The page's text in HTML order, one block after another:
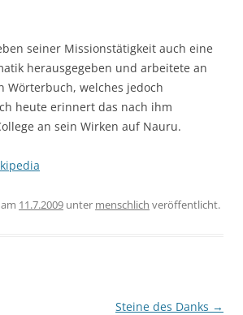
seiner Missionstätigkeit auch eine
herausgegeben und arbeitete an
Wörterbuch, welches jedoch
heute erinnert das nach ihm
an sein Wirken auf Nauru.
11.7.2009 unter menschlich veröffentlicht.
Steine des Danks →